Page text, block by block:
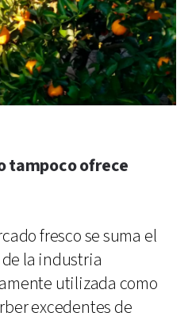
tampoco ofrece
fresco se suma el
la industria
utilizada como
excedentes de